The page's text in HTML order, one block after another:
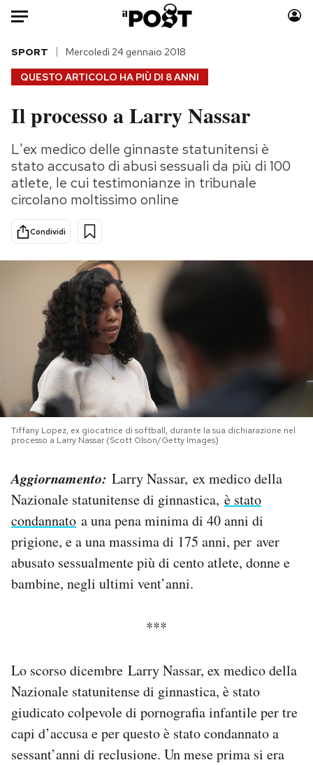
Auto
HOME
Italia
Politica
Tecnologia
Internet
Scienza
Cultura
Economia
Sport
Moda
Consumismi
Storie/Idee
Ok Boomer!
Altrecose
Mondiali calcio 2026
PODCAST
NEWSLETTER
I MIEI PREFERITI
SHOP
CALENDARIO
AREA PERSONALE
Hai bisogno di aiuto?
Esci
QUESTO ARTICOLO HA PIÙ DI 8 ANNI
SPORT Mercoledì 24 gennaio 2018
Il processo a Larry Nassar
L'ex medico delle ginnaste statunitensi è
stato accusato di abusi sessuali da più di 100
atlete, le cui testimonianze in tribunale
circolano moltissimo online
Condividi
Tiffany Lopez, ex giocatrice di softball, durante la sua dichiarazione nel
processo a Larry Nassar (Scott Olson/Getty Images)
Aggiornamento: Larry Nassar, ex medico della
Nazionale statunitense di ginnastica, è stato
condannato a una pena minima di 40 anni di
prigione, e a una massima di 175 anni, per aver
abusato sessualmente più di cento atlete, donne e
bambine, negli ultimi vent’anni.
***
Lo scorso dicembre Larry Nassar, ex medico della
Nazionale statunitense di ginnastica, è stato
giudicato colpevole di pornografia infantile per tre
capi d’accusa e per questo è stato condannato a
sessant’anni di reclusione. Un mese prima si era